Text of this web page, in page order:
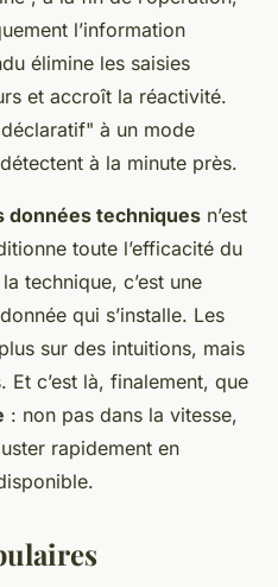
l’information
élimine les saisies
et accroît la réactivité.
à un mode
à la minute près.
données techniques n’est
toute l’efficacité du
technique, c’est une
qui s’installe. Les
sur des intuitions, mais
Et c’est là, finalement, que
: non pas dans la vitesse,
rapidement en